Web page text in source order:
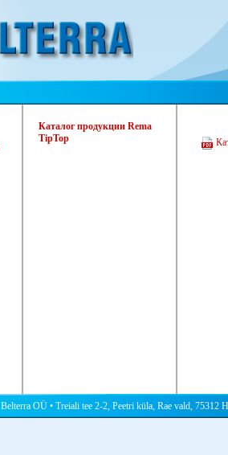
Каталог продукции Rema
TipTop
Belterra OÜ • Treiali tee 2-2, Peetri küla, Rae vald, 75312